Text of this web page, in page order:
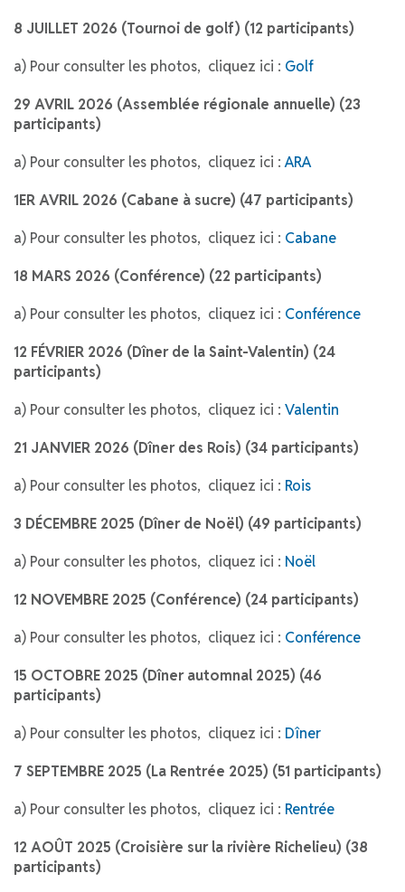
8 JUILLET 2026 (Tournoi de golf) (12 participants)
a) Pour consulter les photos, cliquez ici : Golf
29 AVRIL 2026 (Assemblée régionale annuelle) (23
participants)
a) Pour consulter les photos, cliquez ici :ARA
1ER AVRIL 2026 (Cabane à sucre) (47 participants)
a) Pour consulter les photos, cliquez ici : Cabane
18 MARS 2026 (Conférence) (22 participants)
a) Pour consulter les photos, cliquez ici : Conférence
12 FÉVRIER 2026 (Dîner de la Saint-Valentin) (24
participants)
a) Pour consulter les photos, cliquez ici : Valentin
21 JANVIER 2026 (Dîner des Rois) (34 participants)
a) Pour consulter les photos, cliquez ici : Rois
3 DÉCEMBRE 2025 (Dîner de Noël) (49 participants)
a) Pour consulter les photos, cliquez ici : Noël
12 NOVEMBRE 2025 (Conférence) (24 participants)
a) Pour consulter les photos, cliquez ici : Conférence
15 OCTOBRE 2025 (Dîner automnal 2025) (46
participants)
a) Pour consulter les photos, cliquez ici : Dîner
7 SEPTEMBRE 2025 (La Rentrée 2025) (51 participants)
a) Pour consulter les photos, cliquez ici : Rentrée
12 AOÛT 2025 (Croisière sur la rivière Richelieu) (38
participants)